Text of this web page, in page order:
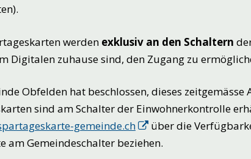
werden exklusiv an den Schaltern
Digitalen zuhause sind, den Zugang zu
Obfelden hat beschlossen, dieses
sind am Schalter der Einwohnerkontrolle
gemeinde.ch
über die
am Gemeindeschalter beziehen.